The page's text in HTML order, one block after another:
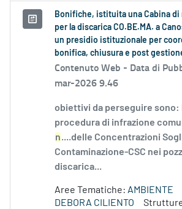
Bonifiche, istituita una Cabina di
per la discarica CO.BE.MA. a
un presidio istituzionale per
bonifica, chiusura e post
Contenuto Web - Data di
mar-2026 9.46
obiettivi da perseguire sono:
procedura di infrazione
n....delle Concentrazioni
Contaminazione-CSC nei
discarica...
Aree Tematiche: AMBIENTE
DEBORA CILIENTO